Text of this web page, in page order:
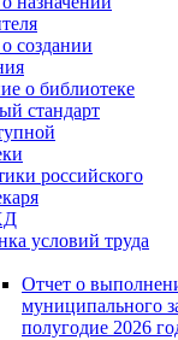
создании
о библиотеке
стандарт
российского
условий труда
Отчет о
муниципального
полугодие 2026